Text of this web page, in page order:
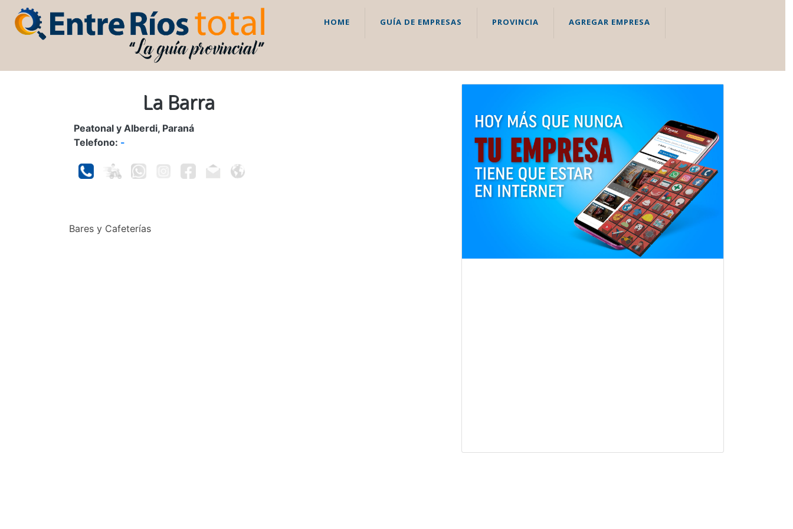
HOME GUÍA DE EMPRESAS PROVINCIA AGREGAR EMPRESA
La Barra
Peatonal y Alberdi, Paraná
Telefono: -
Bares y Cafeterías